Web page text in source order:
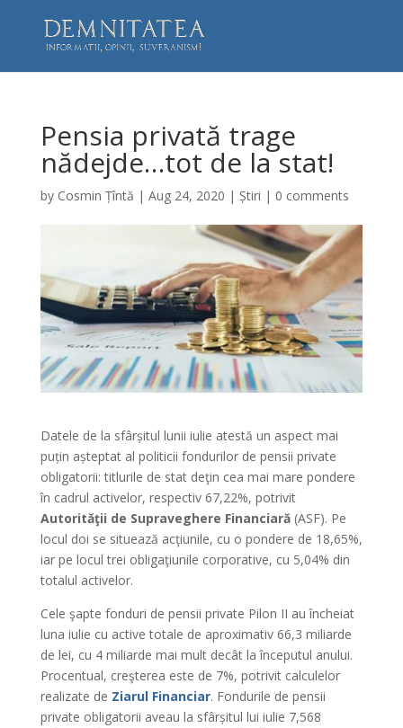
Pensia privată trage
nădejde…tot de la stat!
by Cosmin Țîntă | Aug 24, 2020 | Știri | 0 comments
Datele de la sfârșitul lunii iulie atestă un aspect mai
puțin așteptat al politicii fondurilor de pensii private
obligatorii: titlurile de stat deţin cea mai mare pondere
în cadrul activelor, respectiv 67,22%, potrivit
Autorităţii de Supraveghere Financiară(ASF). Pe
locul doi se situează acţiunile, cu o pondere de 18,65%,
iar pe locul trei obligaţiunile corporative, cu 5,04% din
totalul activelor.
Cele şapte fonduri de pensii private Pilon II au încheiat
luna iulie cu active totale de aproximativ 66,3 miliarde
de lei, cu 4 miliarde mai mult decât la începutul anului.
Procentual, creşterea este de 7%, potrivit calculelor
realizate de Ziarul Financiar. Fondurile de pensii
private obligatorii aveau la sfârșitul lui iulie 7,568